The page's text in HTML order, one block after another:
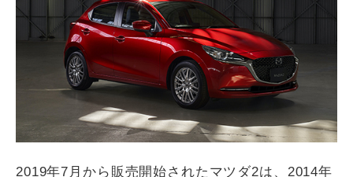
2019年7月から販売開始されたマツダ2は、2014年